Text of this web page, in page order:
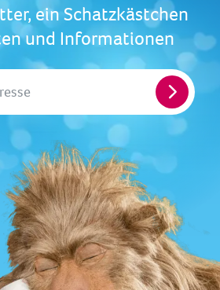
ein Schatzkästchen
und Informationen
E-
Mail-
Adresse